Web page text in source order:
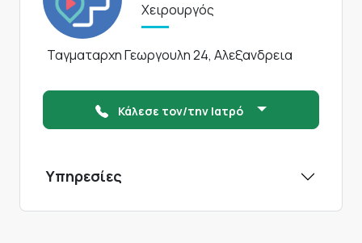
Χειρουργός
Ταγματαρχη Γεωργουλη 24, Αλεξανδρεια
Κάλεσε τον/την Ιατρό
Υπηρεσίες